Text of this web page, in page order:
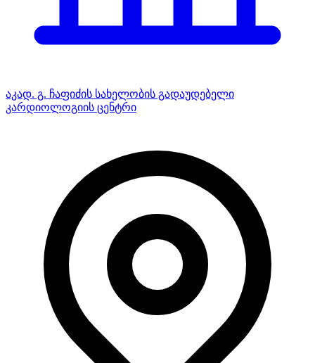
აკად. გ. ჩაფიძის სახელობის გადაუდებელი
კარდიოლოგიის ცენტრი